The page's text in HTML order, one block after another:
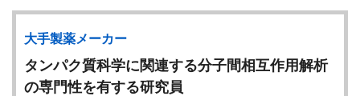
大手製薬メーカー
タンパク質科学に関連する分子間相互作用解析
の専門性を有する研究員